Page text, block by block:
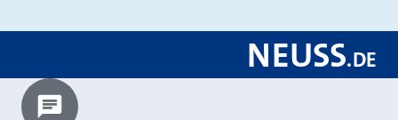
NEUSS.DE